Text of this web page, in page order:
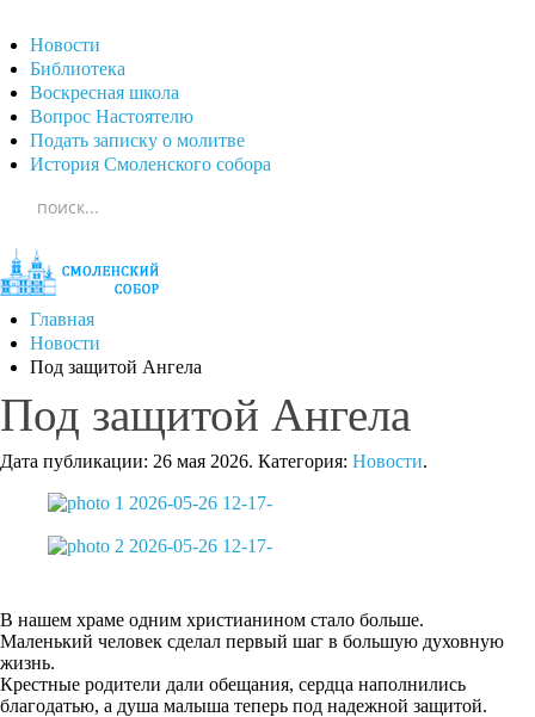
Новости
Библиотека
Воскресная школа
Вопрос Настоятелю
Подать записку о молитве
История Смоленского собора
Главная
Новости
Под защитой Ангела
Под защитой Ангела
Дата публикации: 26 мая 2026. Категория: Новости.
В нашем храме одним христианином стало больше.
Маленький человек сделал первый шаг в большую духовную
жизнь.
Крестные родители дали обещания, сердца наполнились
благодатью, а душа малыша теперь под надежной защитой.